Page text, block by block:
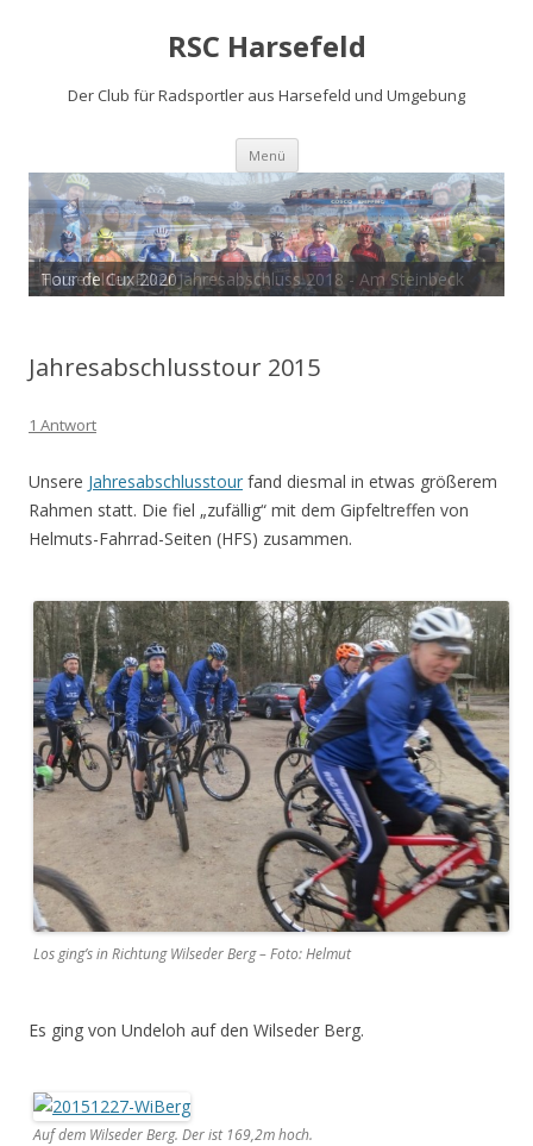
RSC Harsefeld
Der Club für Radsportler aus Harsefeld und Umgebung
Menü Zum
springen
Tour de Cux 2020
Harsefelder Biker Jahresabschluss 2018 - Am Steinbeck
Jahresabschlusstour 2015
1 Antwort
Unsere Jahresabschlusstour fand diesmal in etwas größerem
Rahmen statt. Die fiel „zufällig“ mit dem Gipfeltreffen von
Helmuts-Fahrrad-Seiten (HFS) zusammen.
Los ging’s in Richtung Wilseder Berg – Foto: Helmut
Es ging von Undeloh auf den Wilseder Berg.
Auf dem Wilseder Berg. Der ist 169,2m hoch.